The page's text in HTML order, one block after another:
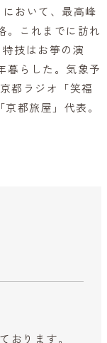
おいて、最高峰
。これまでに訪れ
技はお箏の演
暮らした。気象予
都ラジオ「笑福
都旅屋」代表。
おります。